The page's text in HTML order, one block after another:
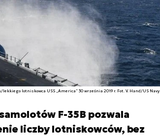
lekkiego lotniskowca USS „America” 30 września 2019 r. Fot. V. Hand/US Navy
F-35B pozwala
liczby lotniskowców, bez